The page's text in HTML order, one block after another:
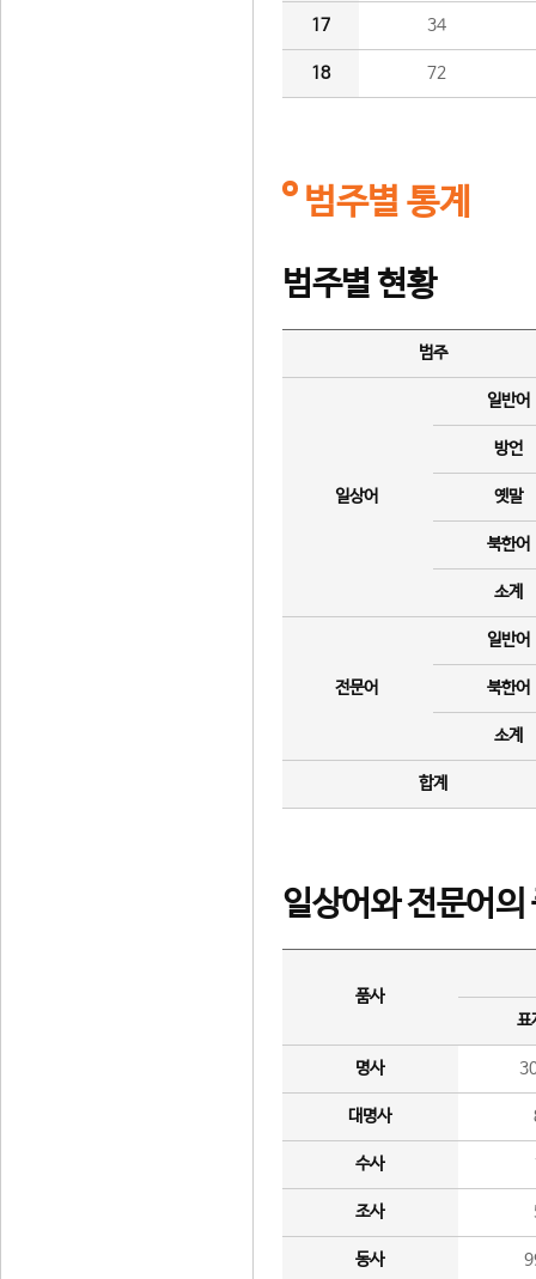
17 34
18 72
범주별 통계
범주별 현황
범주
일상어
일반어
방언
옛말
북한어
소계
전문어
일반어
북한어
소계
합계
일상어와 전문어의
품사
표
명사
대명사
수사
조사
동사